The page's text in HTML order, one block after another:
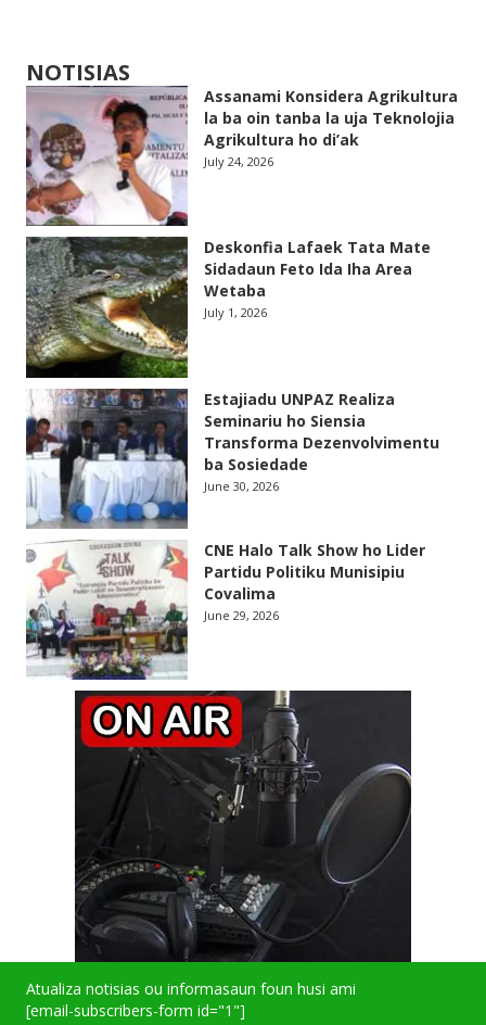
NOTISIAS
Assanami Konsidera Agrikultura
la ba oin tanba la uja Teknolojia
Agrikultura ho di’ak
July 24, 2026
Deskonfia Lafaek Tata Mate
Sidadaun Feto Ida Iha Area
Wetaba
July 1, 2026
Estajiadu UNPAZ Realiza
Seminariu ho Siensia
Transforma Dezenvolvimentu
ba Sosiedade
June 30, 2026
CNE Halo Talk Show ho Lider
Partidu Politiku Munisipiu
Covalima
June 29, 2026
Atualiza notisias ou informasaun foun husi ami
[email-subscribers-form id="1"]